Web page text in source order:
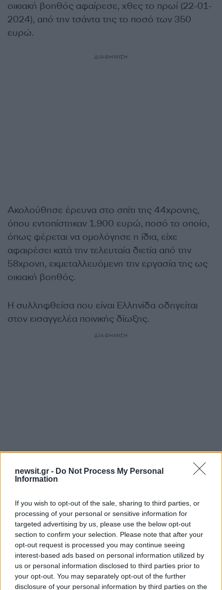
newsit.gr - Do Not Process My Personal
Information
If you wish to opt-out of the sale, sharing to third parties, or
processing of your personal or sensitive information for
targeted advertising by us, please use the below opt-out
section to confirm your selection. Please note that after your
opt-out request is processed you may continue seeing
interest-based ads based on personal information utilized by
us or personal information disclosed to third parties prior to
your opt-out. You may separately opt-out of the further
disclosure of your personal information by third parties on the
οικιακή βοηθός αφαίρεσε, χθες το πρωί (22-01-
2024), από την τσάντα της το ποσό των 350
ευρώ.
ΔΙΑΦΗΜΙΣΗ
Ακολούθησε έρευνα στο σπίτι της 44χρονης,
όπου εντοπίστηκαν 1.900 ευρώ, ποσό το οποίο,
όπως φέρεται να ομολόγησε η ίδια, είχε
αφαιρέσει κατά την τελευταία διετία από την
58χρονη, εκμεταλλευόμενη την εργασία της ως
οικιακή βοηθός.
Η συλληφθείσα που είναι Ελληνίδα οδηγείται
στον εισαγγελέα ποινικής δίωξης.
ΔΙΑΦΗΜΙΣΗ